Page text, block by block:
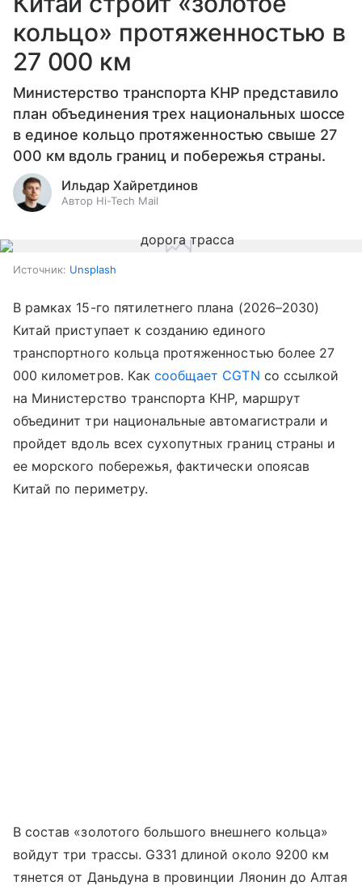
кольцо» протяженностью в
27 000 км
Министерство транспорта КНР представило
план объединения трех национальных шоссе
в единое кольцо протяженностью свыше 27
000 км вдоль границ и побережья страны.
Ильдар Хайретдинов
Автор Hi-Tech Mail
Источник: Unsplash
В рамках 15-го пятилетнего плана (2026–2030)
Китай приступает к созданию единого
транспортного кольца протяженностью более 27
000 километров. Как сообщает CGTN со ссылкой
на Министерство транспорта КНР, маршрут
объединит три национальные автомагистрали и
пройдет вдоль всех сухопутных границ страны и
ее морского побережья, фактически опоясав
Китай по периметру.
В состав «золотого большого внешнего кольца»
войдут три трассы. G331 длиной около 9200 км
тянется от Даньдуна в провинции Ляонин до Алтая